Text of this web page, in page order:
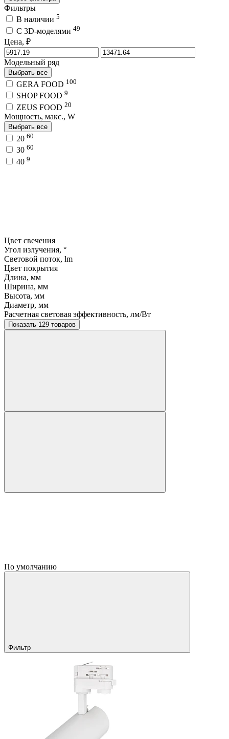
Фильтры
В наличии 5
C 3D-моделями 49
Цена, ₽
Модельный ряд
Выбрать все
GERA FOOD 100
SHOP FOOD 9
ZEUS FOOD 20
Мощность, макс., W
Выбрать все
20 60
30 60
40 9
Цвет свечения
Угол излучения, °
Световой поток, lm
Цвет покрытия
Длина, мм
Ширина, мм
Высота, мм
Диаметр, мм
Расчетная световая эффективность, лм/Вт
Показать 129 товаров
По умолчанию
Фильтр